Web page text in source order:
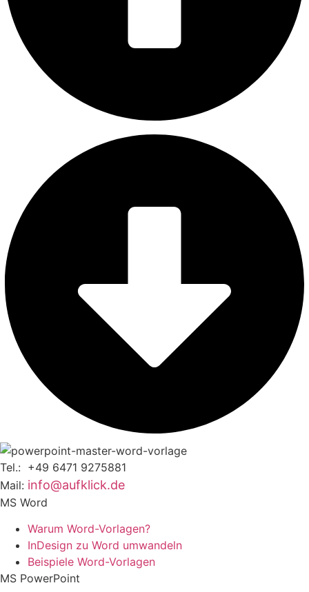
Tel.: +49 6471 9275881
Mail: info@aufklick.de
MS Word
Warum Word-Vorlagen?
InDesign zu Word umwandeln
Beispiele Word-Vorlagen
MS PowerPoint